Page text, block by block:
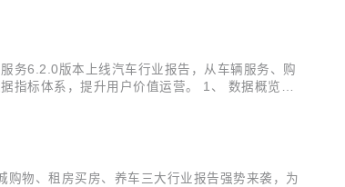
务6.2.0版本上线汽车行业报告，从车辆服务、购
指标体系，提升用户价值运营。 1、 数据概览看
物、租房买房、养车三大行业报告强势来袭，为